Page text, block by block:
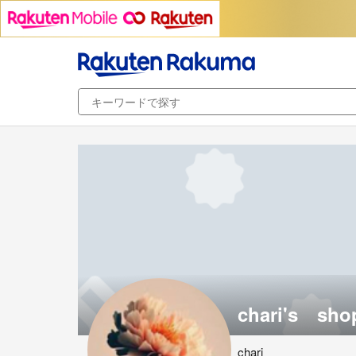
chari's
chari